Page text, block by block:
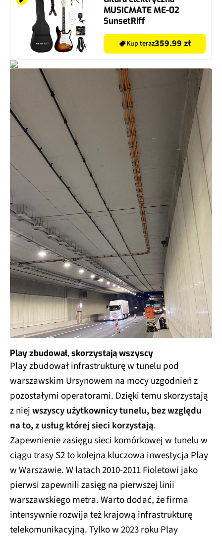
MUSICMATE ME-02
SunsetRiff
Kup teraz359.99 zł
Play zbudował, skorzystają wszyscy
Play zbudował infrastrukturę w tunelu pod
warszawskim Ursynowem na mocy uzgodnień z
pozostałymi operatorami. Dzięki temu skorzystają
z niejwszyscy użytkownicy tunelu, bez względu
na to, z usług której sieci korzystają.
Zapewnienie zasięgu sieci komórkowej w tunelu w
ciągu trasy S2 to kolejna kluczowa inwestycja Play
w Warszawie. W latach 2010-2011 Fioletowi jako
pierwsi zapewnili zasięg na pierwszej linii
warszawskiego metra. Warto dodać, że firma
intensywnie rozwija też krajową infrastrukturę
telekomunikacyjną. Tylko w 2023 roku Play